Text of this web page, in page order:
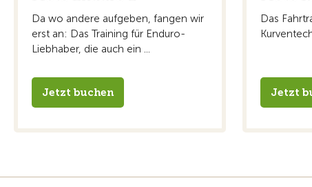
Da wo andere aufgeben, fangen wir
erst an: Das Training für Enduro-
Liebhaber, die auch ein ...
Jetzt buchen
Das
Jetzt